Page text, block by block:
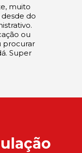
muito
do
ou
procurar
Super